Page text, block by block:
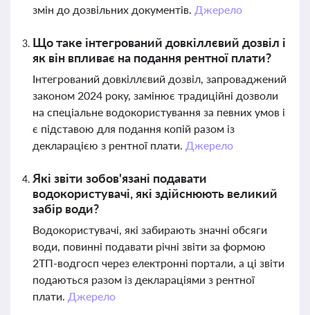
змін до дозвільних документів. Джерело
Що таке інтегрований довкіллєвий дозвіл і
як він впливає на подання рентної плати?
Інтегрований довкіллєвий дозвіл, запроваджений
законом 2024 року, замінює традиційні дозволи
на спеціальне водокористування за певних умов і
є підставою для подання копій разом із
декларацією з рентної плати. Джерело
Які звіти зобов'язані подавати
водокористувачі, які здійснюють великий
забір води?
Водокористувачі, які забирають значні обсяги
води, повинні подавати річні звіти за формою
2ТП-водгосп через електронні портали, а ці звіти
подаються разом із деклараціями з рентної
плати. Джерело